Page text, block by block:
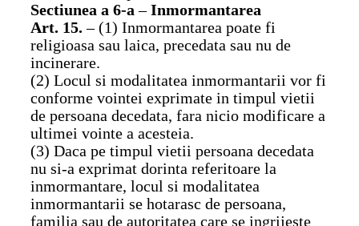
Sectiunea a 6-a –Inmormantarea
Art. 15. – (1) Inmormantarea poate fi
religioasa sau laica, precedata sau nu de
incinerare.
(2) Locul si modalitatea inmormantarii vor fi
conforme vointei exprimate in timpul vietii
de persoana decedata, fara nicio modificare a
ultimei vointe a acesteia.
(3) Daca pe timpul vietii persoana decedata
nu si-a exprimat dorinta referitoare la
inmormantare, locul si modalitatea
inmormantarii se hotarasc de persoana,
familia sau de autoritatea care se ingrijeste